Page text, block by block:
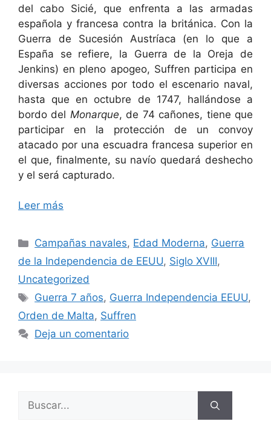
del cabo Sicié, que enfrenta a las armadas
española y francesa contra la británica. Con la
Guerra de Sucesión Austríaca (en lo que a
España se refiere, la Guerra de la Oreja de
Jenkins) en pleno apogeo, Suffren participa en
diversas acciones por todo el escenario naval,
hasta que en octubre de 1747, hallándose a
bordo del Monarque, de 74 cañones, tiene que
participar en la protección de un convoy
atacado por una escuadra francesa superior en
el que, finalmente, su navío quedará deshecho
y el será capturado.
Leer más
Categorías
Campañas navales, Edad Moderna, Guerra
de la Independencia de EEUU, Siglo XVIII,
Uncategorized
Etiquetas
Guerra 7 años, Guerra Independencia EEUU,
Orden de Malta, Suffren
Deja un comentario
Buscar: